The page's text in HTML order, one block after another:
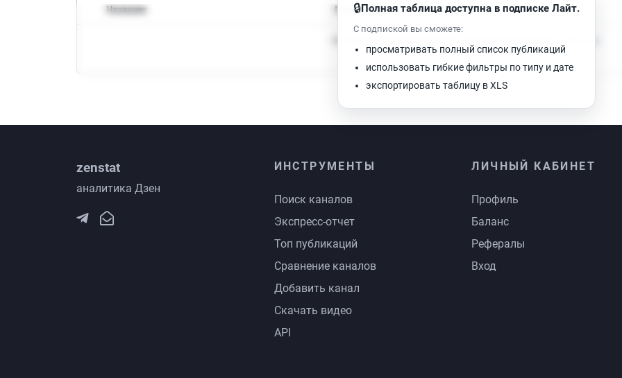
Название Просмотров Время чтения
🔒Полная таблица доступна в подписке Лайт.
С подпиской вы сможете:
просматривать полный список публикаций
использовать гибкие фильтры по типу и дате
экспортировать таблицу в XLS
zenstat
аналитика Дзен
ИНСТРУМЕНТЫ
Поиск каналов
Экспресс-отчет
Топ публикаций
Сравнение каналов
Добавить канал
Скачать видео
API
ЛИЧНЫЙ КАБИНЕТ
Профиль
Баланс
Рефералы
Вход